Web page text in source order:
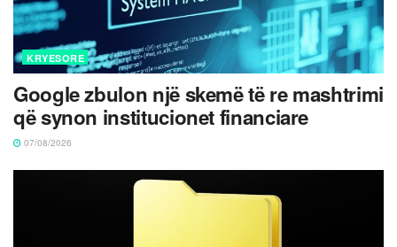
KRYESORE
Google zbulon një skemë të re mashtrimi
që synon institucionet financiare
07/08/2026